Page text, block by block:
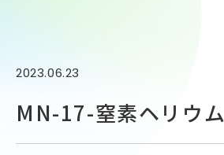
2023.06.23
MN-17-窒素ヘリウム